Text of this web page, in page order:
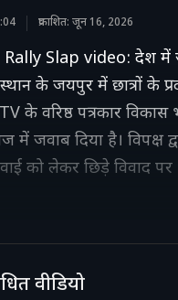
प्रकाशित: जून 16, 2026
Rally Slap video: देश में
के जयपुर में छात्रों के
के वरिष्ठ पत्रकार
में जवाब दिया है। विपक्ष
को लेकर छिड़े विवाद
वीडियो